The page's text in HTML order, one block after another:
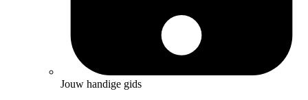
Jouw handige gids